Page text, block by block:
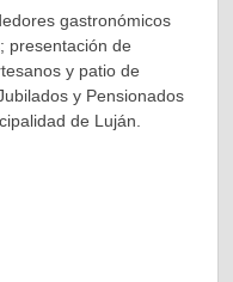
gastronómicos
presentación de
y patio de
y Pensionados
de Luján.